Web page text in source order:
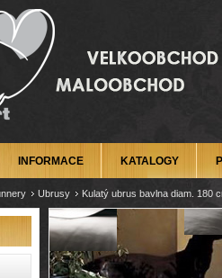
INFORMACE KATALOGY
Ubrusy Kulatý ubrus bavlna diam. 180